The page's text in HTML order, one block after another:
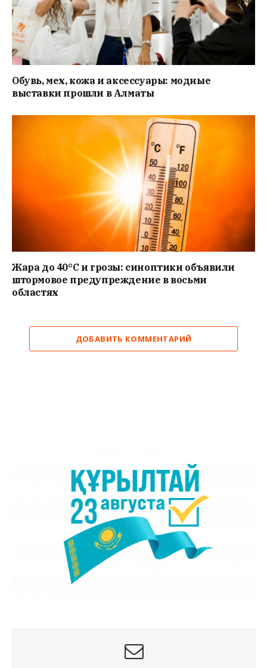
Обувь, мех, кожа и аксессуары: модные
выставки прошли в Алматы
Жара до 40°C и грозы: синоптики объявили
штормовое предупреждение в восьми
областях
ДОБАВИТЬ КОММЕНТАРИЙ